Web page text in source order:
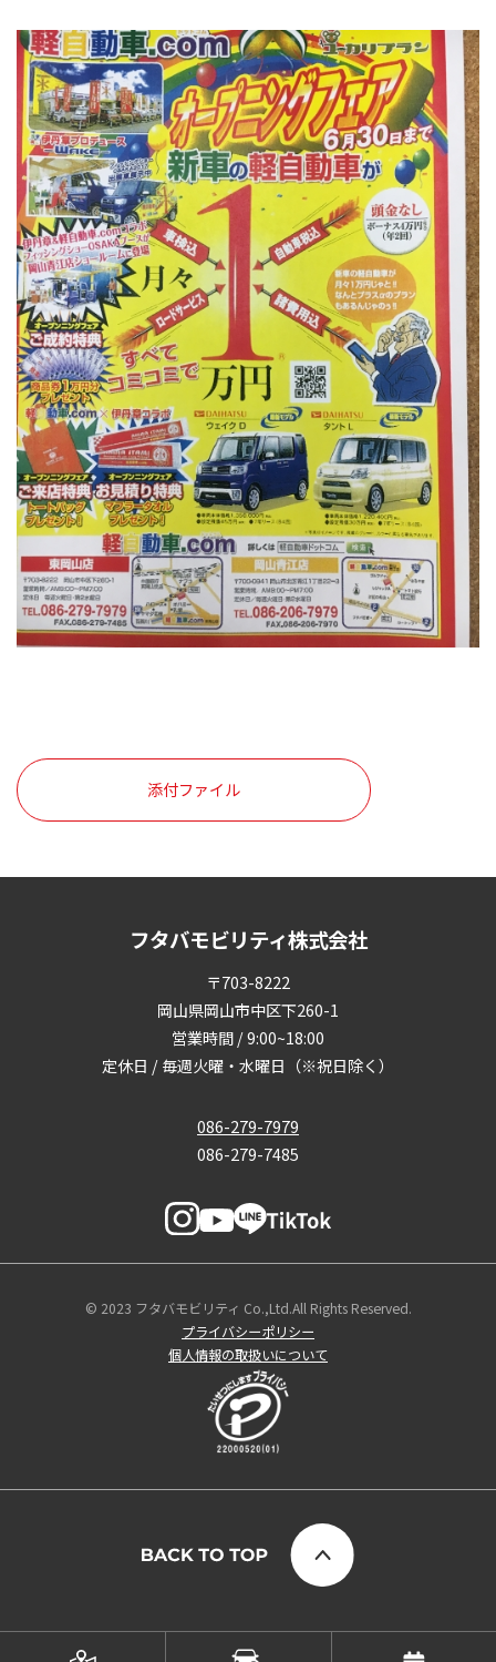
添付ファイル
フタバモビリティ株式会社
〒703-8222
岡山県岡山市中区下260-1
営業時間 / 9:00~18:00
定休日 / 毎週火曜・水曜日（※祝日除く）
086-279-7979
086-279-7485
© 2023 フタバモビリティ Co.,Ltd.All Rights Reserved.
プライバシーポリシー
個人情報の取扱いについて